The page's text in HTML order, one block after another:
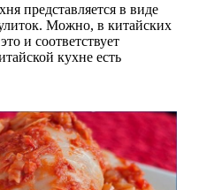
представляется в виде
Можно, в китайских
и соответствует
кухне есть